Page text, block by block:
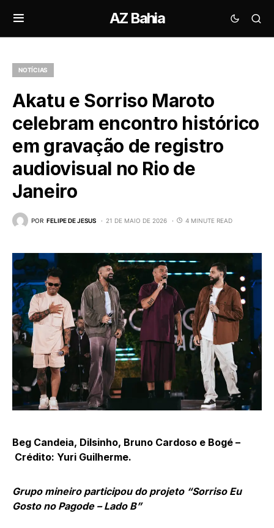
AZ Bahia
NOTÍCIAS
Akatu e Sorriso Maroto
celebram encontro histórico
em gravação de registro
audiovisual no Rio de
Janeiro
POR FELIPE DE JESUS 21 DE MAIO DE 2026 4 MINUTE READ
Beg Candeia, Dilsinho, Bruno Cardoso e Bogé –
Crédito: Yuri Guilherme.
Grupo mineiro participou do projeto “Sorriso Eu
Gosto no Pagode – Lado B”